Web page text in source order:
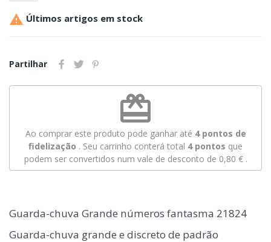
 Últimos artigos em stock
Partilhar
redeem
Ao comprar este produto pode ganhar até 4pontos de
fidelização . Seu carrinho conterá total 4pontos que
podem ser convertidos num vale de desconto de 0,80 €.
Guarda-chuva Grande números fantasma 21824
Guarda-chuva grande e discreto de padrão